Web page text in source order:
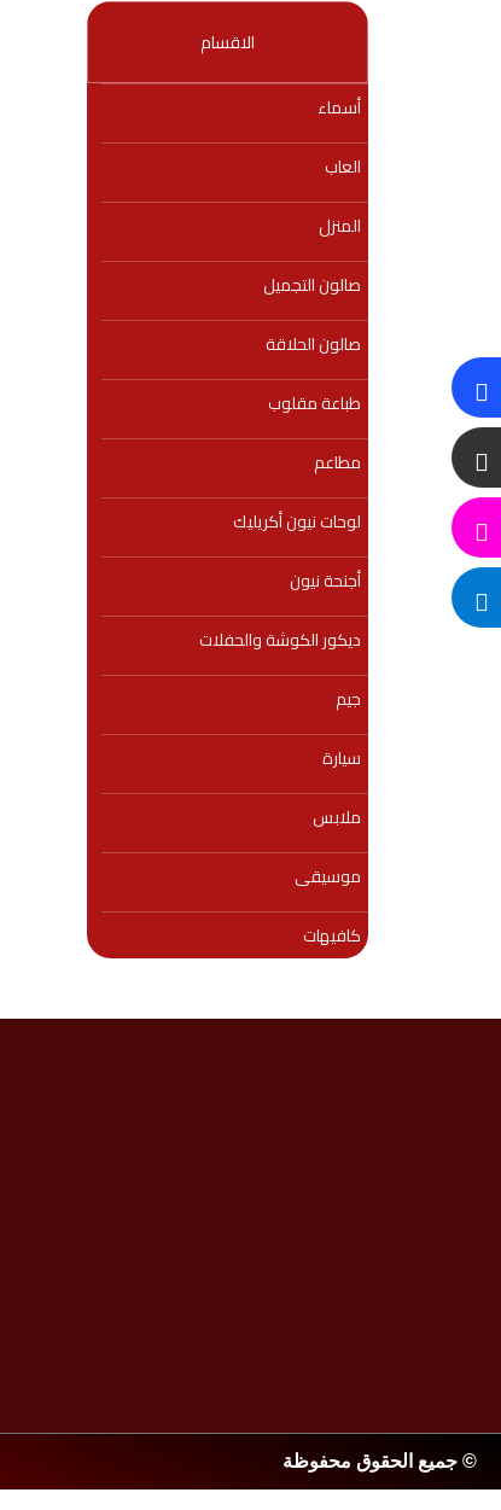
الاقسام
أسماء
العاب
المنزل
صالون التجميل
صالون الحلاقة
طباعة مقلوب
مطاعم
لوحات نيون أكريليك
أجنحة نيون
ديكور الكوشة والحفلات
جيم
سيارة
ملابس
موسيقى
كافيهات
© جميع الحقوق محفوظة